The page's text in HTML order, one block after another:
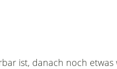
ist, danach noch etwas